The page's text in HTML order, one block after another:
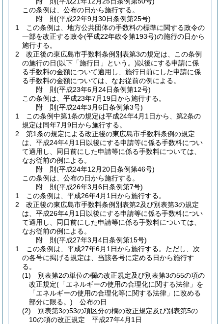
この条例は、公布の日から施行する。
附 則(平成22年9月30日条例第25号)
1
この条例は、地方公共団体の手数料の標準に関する政令の
一部を改正する政令(平成22年政令第193号)の施行の日から
施行する。
2
改正後の東広島市手数料条例別表第3の規定は、この条例
の施行の日(以下「施行日」という。)以後にする申請に係
る手数料の金額について適用し、施行日前にした申請に係
る手数料の金額については、なお従前の例による。
附 則(平成23年6月24日条例第12号)
この条例は、平成23年7月19日から施行する。
附 則(平成24年3月6日条例第3号)
1
この条例中第1条の規定は平成24年4月1日から、第2条の
規定は同年7月9日から施行する。
2
第1条の規定による改正後の東広島市手数料条例の規定
は、平成24年4月1日以後にする申請等に係る手数料につい
て適用し、同日前にした申請等に係る手数料については、
なお従前の例による。
附 則(平成24年12月20日条例第46号)
この条例は、公布の日から施行する。
附 則(平成26年3月6日条例第7号)
1
この条例は、平成26年4月1日から施行する。
2
改正後の東広島市手数料条例別表第2及び別表第3の規定
は、平成26年4月1日以後にする申請等に係る手数料につい
て適用し、同日前にした申請等に係る手数料については、
なお従前の例による。
附 則(平成27年3月4日条例第15号)
1
この条例は、平成27年6月1日から施行する。 ただし、次
の各号に掲げる規定は、当該各号に定める日から施行す
る。
(1)
別表第2の単位の欄の改正規定及び別表第3の55の項の
改正規定(「エネルギーの使用の合理化に関する法律」を
「エネルギーの使用の合理化等に関する法律」に改める
部分に限る。) 公布の日
(2)
別表第3の53の項区分の欄の改正規定及び別表第5の
10の項の改正規定 平成27年4月1日